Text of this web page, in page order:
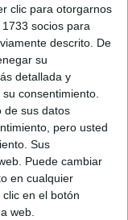
clic para otorgarnos
socios para
descrito. De
su
detallada y
consentimiento.
de sus datos
pero usted
Sus
Puede cambiar
en cualquier
en el botón
web.
diferentes
que los